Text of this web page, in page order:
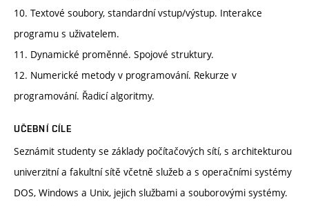
10. Textové soubory, standardní vstup/výstup. Interakce
programu s uživatelem.
11. Dynamické proměnné. Spojové struktury.
12. Numerické metody v programování. Rekurze v
programování. Řadicí algoritmy.
UČEBNÍ CÍLE
Seznámit studenty se základy počítačových sítí, s architekturou
univerzitní a fakultní sítě včetně služeb a s operačními systémy
DOS, Windows a Unix, jejich službami a souborovými systémy.